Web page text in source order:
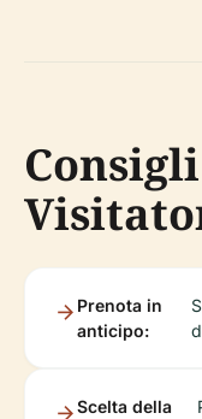
Prenota in
anticipo:
Scelta della